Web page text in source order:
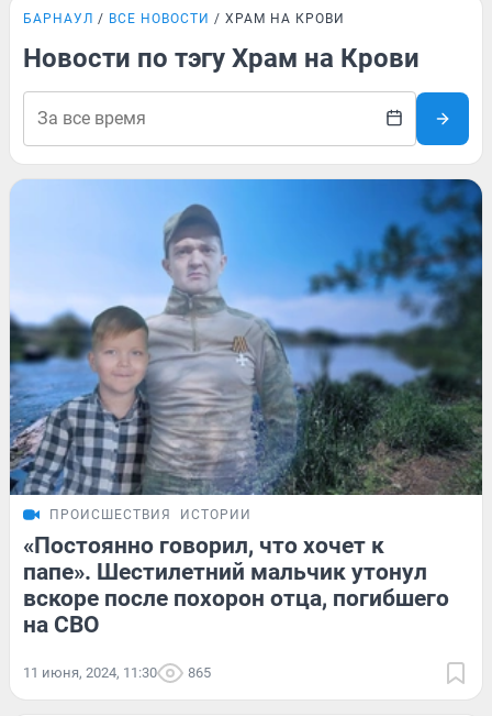
БАРНАУЛ ВСЕ НОВОСТИ ХРАМ НА КРОВИ
Новости по тэгу Храм на Крови
ПРОИСШЕСТВИЯ ИСТОРИИ
«Постоянно говорил, что хочет к
папе». Шестилетний мальчик утонул
вскоре после похорон отца, погибшего
на СВО
11 июня, 2024, 11:30 865